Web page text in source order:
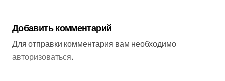
Добавить комментарий
Для отправки комментария вам необходимо
авторизоваться.